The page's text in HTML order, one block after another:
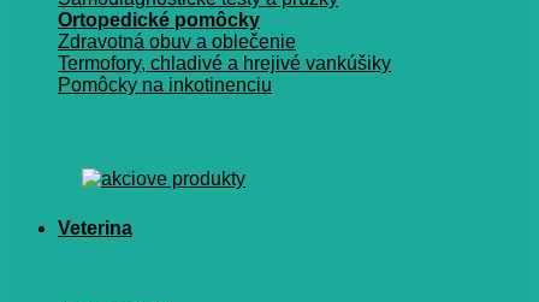
Ortopedické pomôcky
Zdravotná obuv a oblečenie
Termofory, chladivé a hrejivé vankúšiky
Pomôcky na inkotinenciu
Veterina